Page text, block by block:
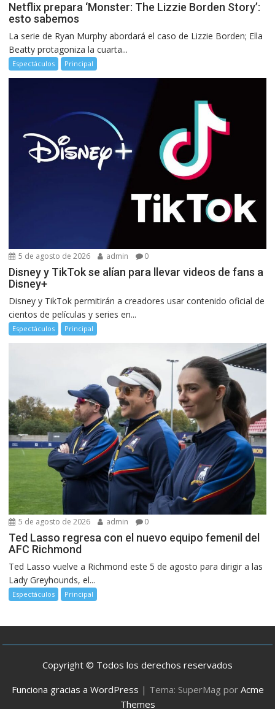
Netflix prepara ‘Monster: The Lizzie Borden Story’:
esto sabemos
La serie de Ryan Murphy abordará el caso de Lizzie Borden; Ella
Beatty protagoniza la cuarta...
Espectáculos Principal
5 de agosto de 2026 admin 0
Disney y TikTok se alían para llevar videos de fans a
Disney+
Disney y TikTok permitirán a creadores usar contenido oficial de
cientos de películas y series en...
Espectáculos Principal
5 de agosto de 2026 admin 0
Ted Lasso regresa con el nuevo equipo femenil del
AFC Richmond
Ted Lasso vuelve a Richmond este 5 de agosto para dirigir a las
Lady Greyhounds, el...
Espectáculos Principal
Copyright © Todos los derechos reservados
Funciona gracias a WordPress | Tema: SuperMag por Acme
Themes